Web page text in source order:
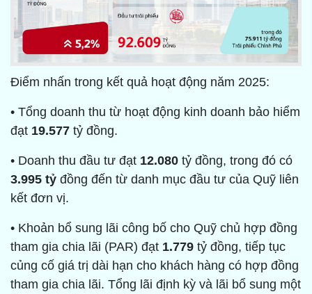
Điểm nhấn trong kết quả hoạt động năm 2025:
• Tổng doanh thu từ hoạt động kinh doanh bảo hiểm
đạt 19.577 tỷ đồng.
• Doanh thu đầu tư đạt 12.080 tỷ đồng, trong đó có
3.995 tỷ đồng đến từ danh mục đầu tư của Quỹ liên
kết đơn vị.
• Khoản bổ sung lãi công bố cho Quỹ chủ hợp đồng
tham gia chia lãi (PAR) đạt 1.779 tỷ đồng, tiếp tục
củng cố giá trị dài hạn cho khách hàng có hợp đồng
tham gia chia lãi. Tổng lãi định kỳ và lãi bổ sung một